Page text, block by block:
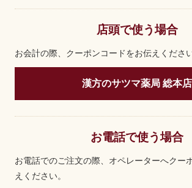
店頭で使う場合
お会計の際、クーポンコードをお伝えください
漢方のサツマ薬局 総本店
お電話で使う場合
お電話でのご注文の際、オペレーターへクー
えください。